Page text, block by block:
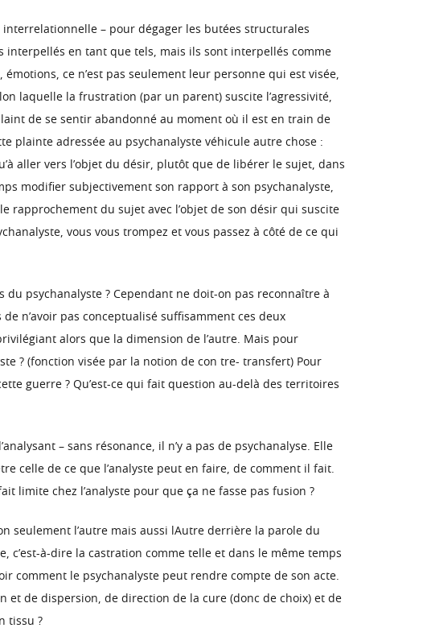
interrelationnelle – pour dégager les butées structurales
interpellés en tant que tels, mais ils sont interpellés comme
ce n’est pas seulement leur personne qui est visée,
laquelle la frustration (par un parent) suscite l’agressivité,
de se sentir abandonné au moment où il est en train de
plainte adressée au psychanalyste véhicule autre chose :
aller vers l’objet du désir, plutôt que de libérer le sujet, dans
modifier subjectivement son rapport à son psychanalyste,
rapprochement du sujet avec l’objet de son désir qui suscite
vous vous trompez et vous passez à côté de ce qui
psychanalyste ? Cependant ne doit-on pas reconnaître à
n’avoir pas conceptualisé suffisamment ces deux
alors que la dimension de l’autre. Mais pour
? (fonction visée par la notion de con tre- transfert) Pour
guerre ? Qu’est-ce qui fait question au-delà des territoires
– sans résonance, il n’y a pas de psychanalyse. Elle
celle de ce que l’analyste peut en faire, de comment il fait.
limite chez l’analyste pour que ça ne fasse pas fusion ?
seulement l’autre mais aussi lAutre derrière la parole du
c’est-à-dire la castration comme telle et dans le même temps
comment le psychanalyste peut rendre compte de son acte.
et de dispersion, de direction de la cure (donc de choix) et de
tissu ?